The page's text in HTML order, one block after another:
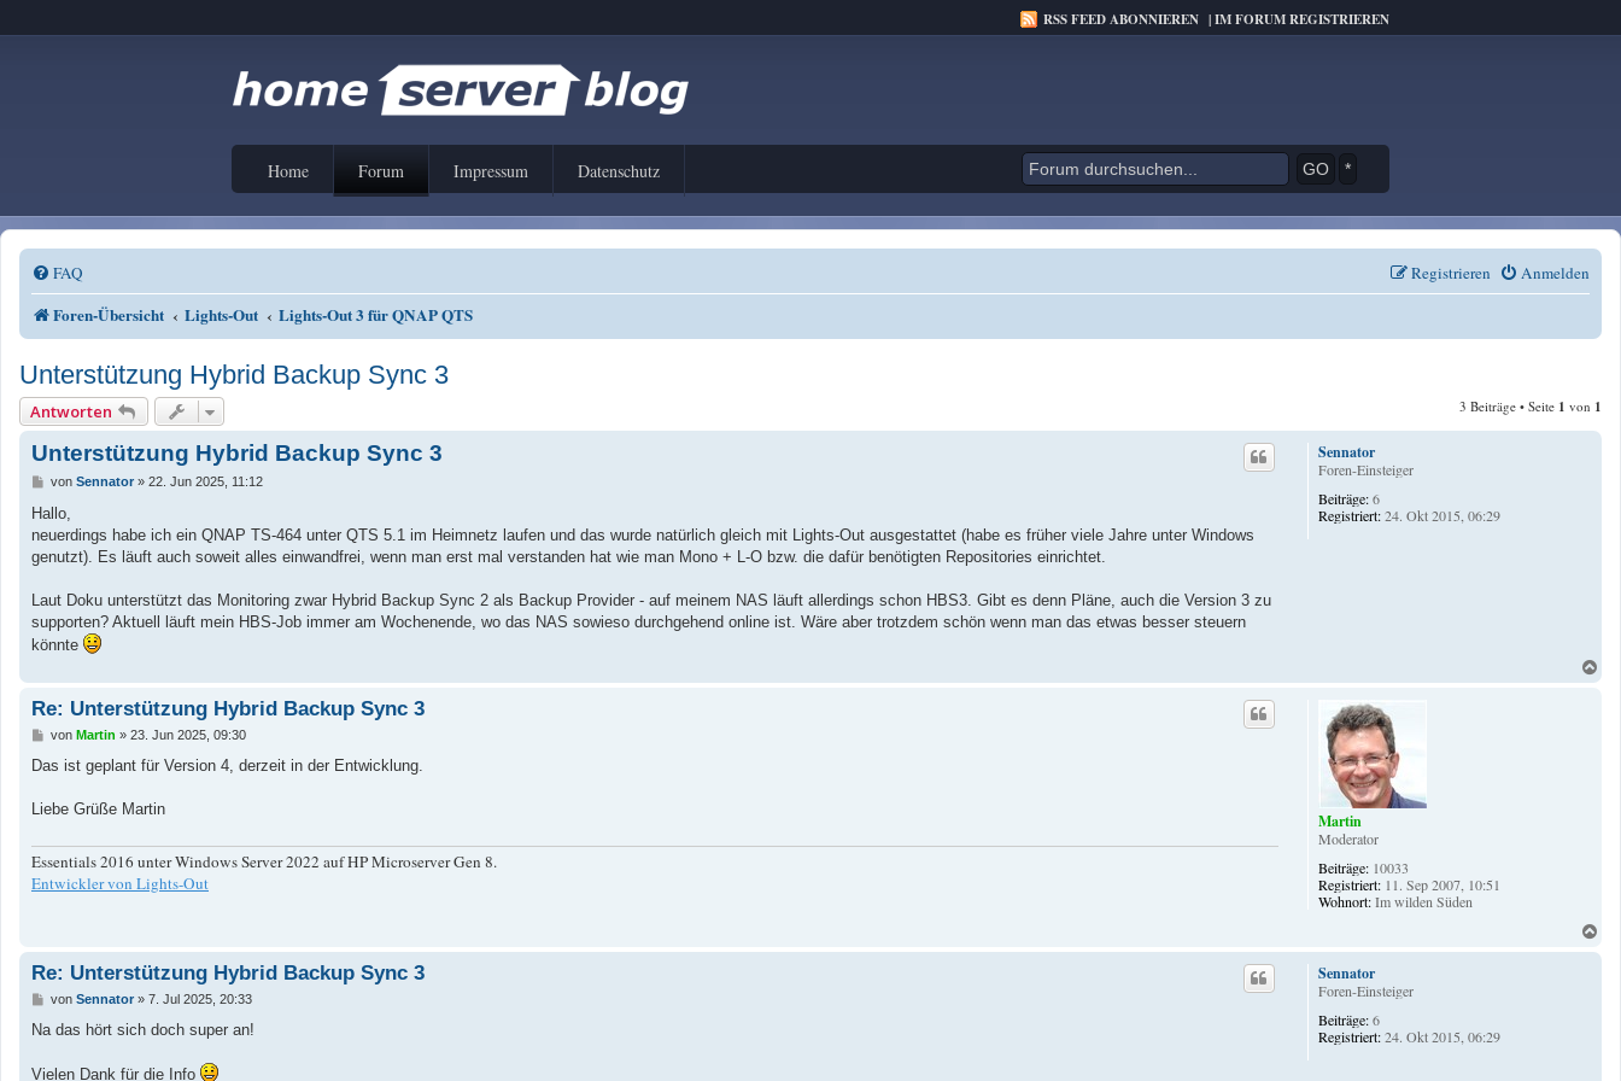
RSS FEED ABONNIEREN |IM FORUM REGISTRIEREN
Home Forum Impressum Datenschutz *
FAQ Anmelden
Registrieren
Foren-Übersicht Lights-Out Lights-Out 3 für QNAP QTS
Unterstützung Hybrid Backup Sync 3
Antworten 3 Beiträge • Seite 1 von 1
Sennator
Foren-Einsteiger
Beiträge:6
Registriert:24. Okt 2015, 06:29
Unterstützung Hybrid Backup Sync 3
B
i
r
a
von Sennator» 22. Jun 2025, 11:12
Hallo,
neuerdings habe ich ein QNAP TS-464 unter QTS 5.1 im Heimnetz laufen und das wurde natürlich gleich mit Lights-Out ausgestattet (habe es früher viele Jahre unter Windows
genutzt). Es läuft auch soweit alles einwandfrei, wenn man erst mal verstanden hat wie man Mono + L-O bzw. die dafür benötigten Repositories einrichtet.
Laut Doku unterstützt das Monitoring zwar Hybrid Backup Sync 2 als Backup Provider - auf meinem NAS läuft allerdings schon HBS3. Gibt es denn Pläne, auch die Version 3 zu
supporten? Aktuell läuft mein HBS-Job immer am Wochenende, wo das NAS sowieso durchgehend online ist. Wäre aber trotzdem schön wenn man das etwas besser steuern
könnte
Martin
Moderator
Beiträge: 10033
Registriert: 11. Sep 2007, 10:51
Wohnort:Im wilden Süden
Re: Unterstützung Hybrid Backup Sync 3
B
i
a
von Martin » 23. Jun 2025, 09:30
Das ist geplant für Version 4, derzeit in der Entwicklung.
Liebe Grüße Martin
Essentials 2016 unter Windows Server 2022 auf HP Microserver Gen 8.
Entwickler von Lights-Out
Sennator
Foren-Einsteiger
Beiträge:6
Registriert:24. Okt 2015, 06:29
Re: Unterstützung Hybrid Backup Sync 3
B
i
a
von Sennator» 7. Jul 2025, 20:33
Na das hört sich doch super an!
Vielen Dank für die Info